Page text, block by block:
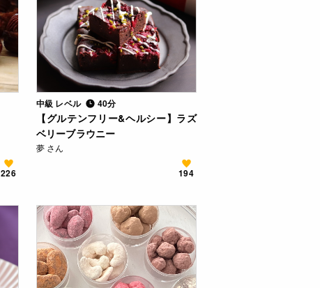
226
中級 レベル 40分
【グルテンフリー&ヘルシー】ラズ
ベリーブラウニー
夢 さん
194